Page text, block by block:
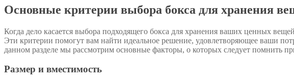
Основные критерии выбора бокса для хранения
Когда дело касается выбора подходящего бокса для хранения ваших ценных
Эти критерии помогут вам найти идеальное решение, удовлетворяющее ваши
данном разделе мы рассмотрим основные факторы, о которых следует помнить
Размер и вместимость